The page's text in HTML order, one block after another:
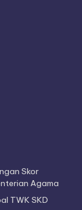
Skor
Agama
TWK SKD